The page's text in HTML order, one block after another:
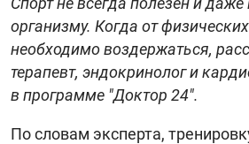
организму. Когда от
необходимо воздержаться,
терапевт, эндокринолог и
в программе "Доктор 24".
По словам эксперта,